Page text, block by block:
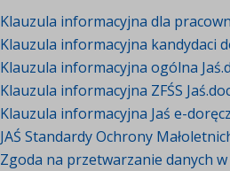
Klauzula informacyjna dla
Klauzula informacyjna kandydaci
Klauzula informacyjna ogólna
Klauzula informacyjna ZFŚS
Klauzula informacyjna Jaś e-
JAŚ Standardy Ochrony
Zgoda na przetwarzanie danych